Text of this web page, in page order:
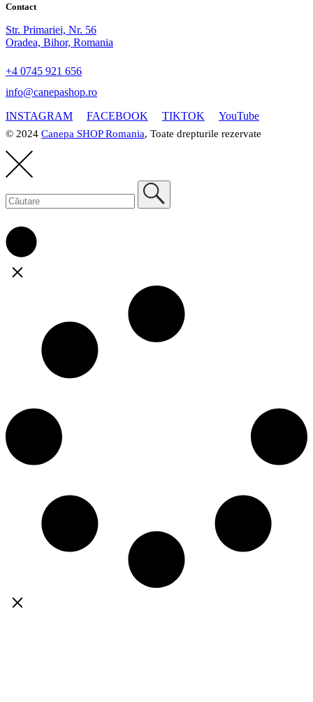
Contact
Str. Primariei, Nr. 56
Oradea, Bihor, Romania
+4 0745 921 656
info@canepashop.ro
INSTAGRAM
FACEBOOK TIKTOK YouTube
© 2024 Canepa SHOP Romania, Toate drepturile rezervate